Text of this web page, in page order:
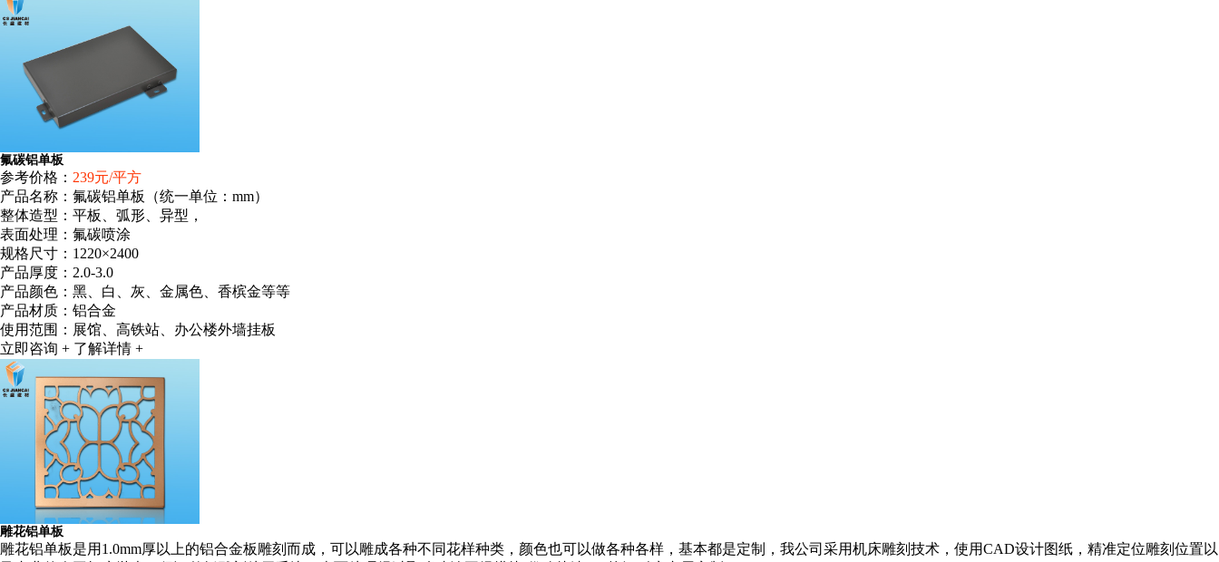
氟碳铝单板
参考价格： 239元/平方
产品名称：氟碳铝单板（统一单位：mm）
整体造型：平板、弧形、异型，
表面处理：氟碳喷涂
规格尺寸：1220×2400
产品厚度：2.0-3.0
产品颜色：黑、白、灰、金属色、香槟金等等
产品材质：铝合金
使用范围：展馆、高铁站、办公楼外墙挂板
立即咨询 + 了解详情 +
雕花铝单板
雕花铝单板是用1.0mm厚以上的铝合金板雕刻而成，可以雕成各种不同花样种类，颜色也可以做各种各样，基本都是定制，我公司采用机床雕刻技术，使用CAD设计图纸，精准定位雕刻位置以